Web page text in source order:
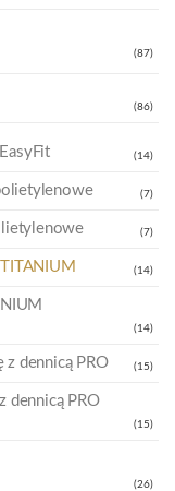
(87)
(86)
(14)
(7)
(7)
(14)
(14)
z dennicą PRO (15)
dennicą PRO
(15)
(26)